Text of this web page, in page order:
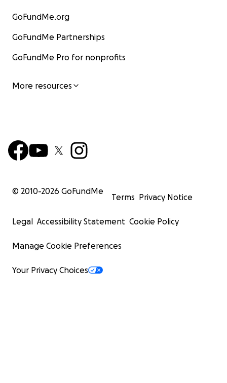
GoFundMe.org
GoFundMe Partnerships
GoFundMe Pro for nonprofits
More resources
© 2010-2026 GoFundMe
Terms Privacy Notice
Legal Accessibility Statement Cookie Policy
Manage Cookie Preferences
Your Privacy Choices